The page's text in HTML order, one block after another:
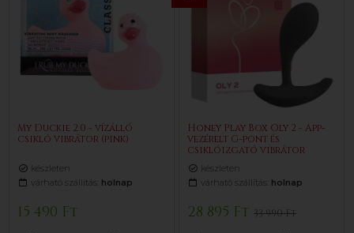
My Duckie 2.0 - vízálló
csikló vibrátor (pink)
készleten
várható szállítás: holnap
15 490 Ft
Honey Play Box Oly 2 - App-
vezérelt G-pont és
csiklóizgató vibrátor
készleten
várható szállítás: holnap
28 895 Ft33 990 Ft